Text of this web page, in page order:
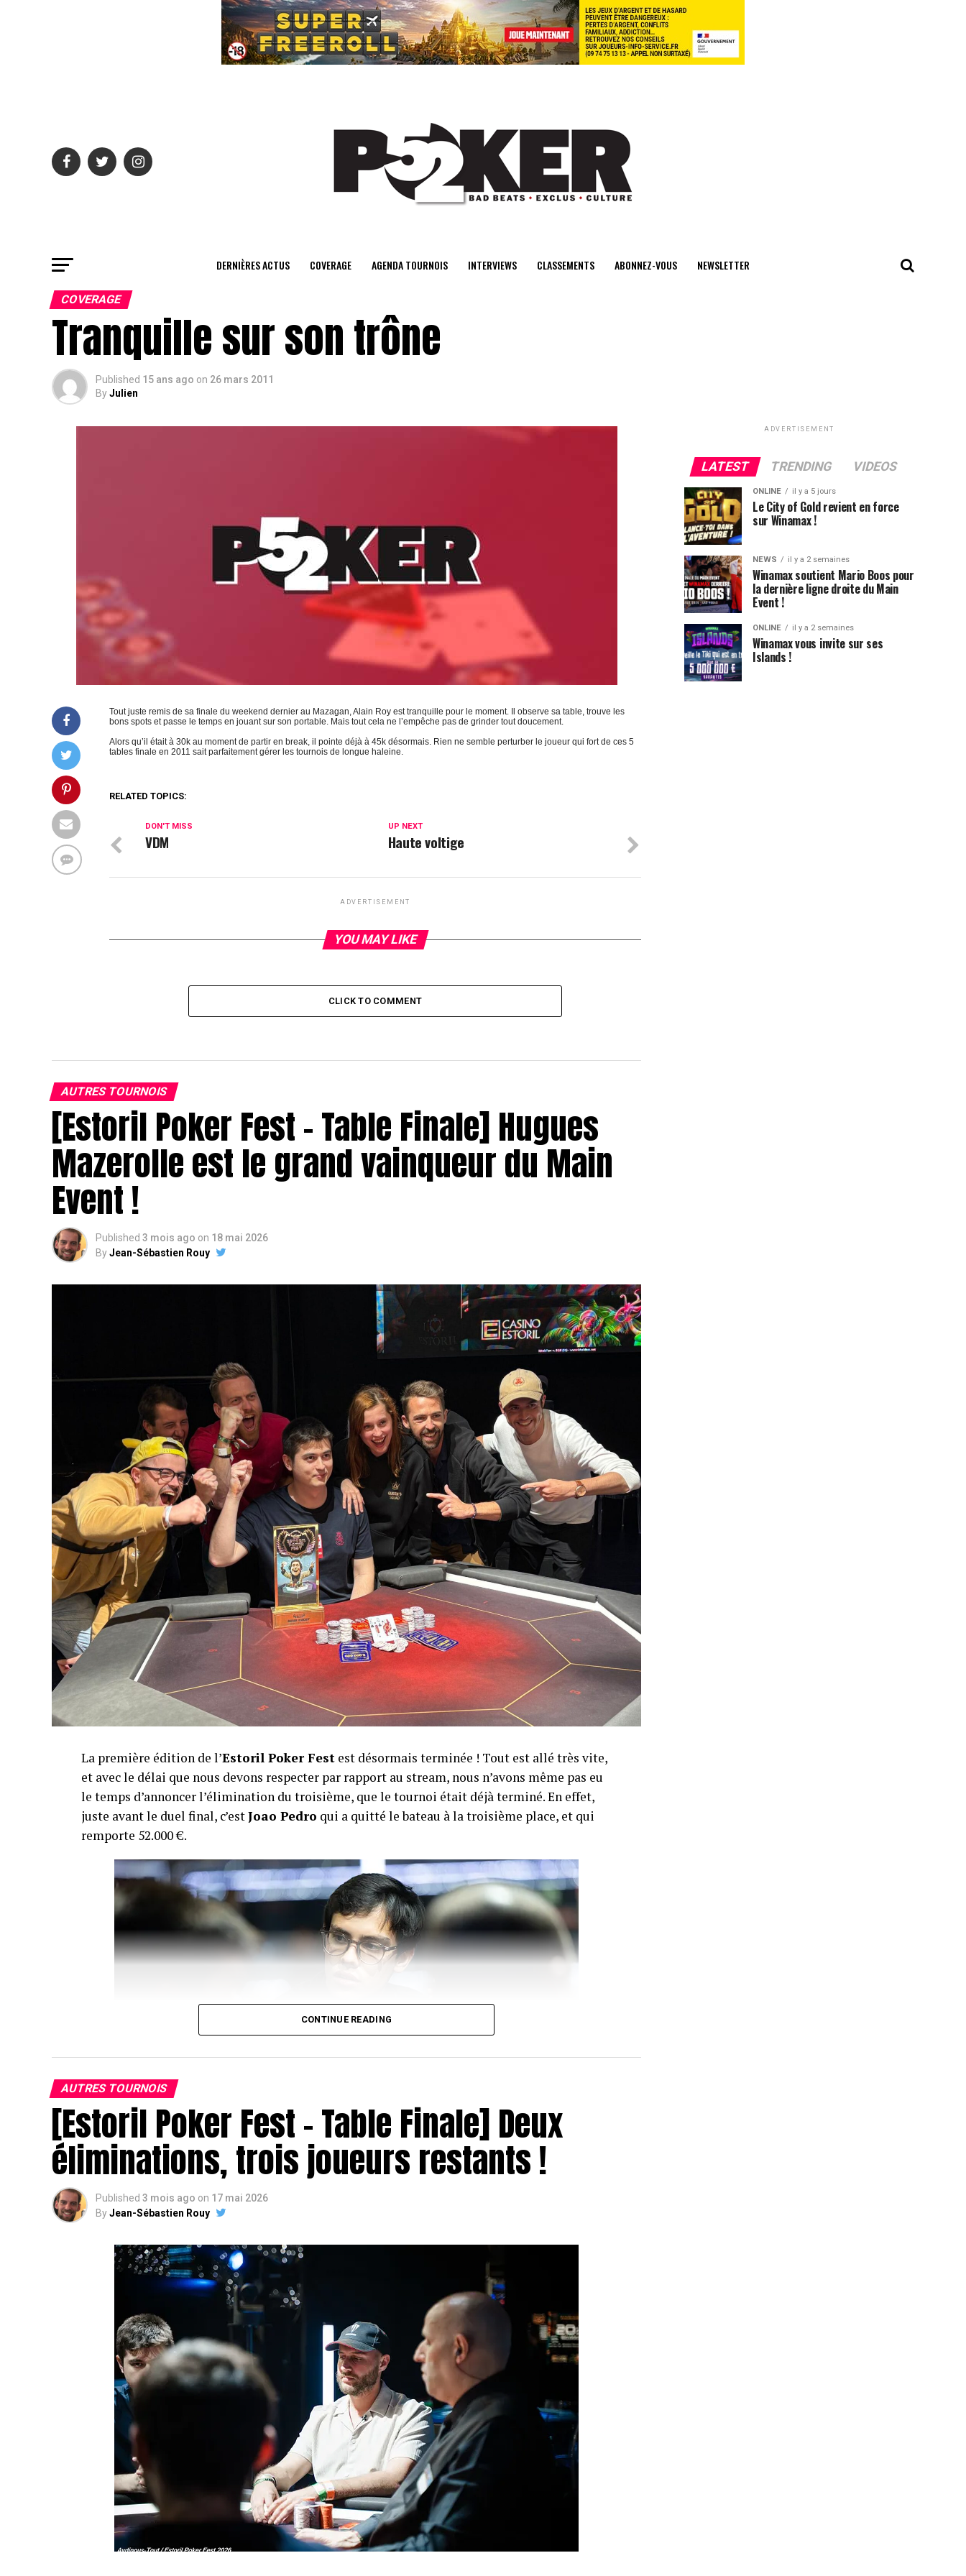
center>
DERNIÈRES ACTUS COVERAGE AGENDA TOURNOIS INTERVIEWS CLASSEMENTS ABONNEZ-VOUS NEWSLETTER
COVERAGE
Tranquille sur son trône
Published 15 ans ago on 26 mars 2011
ByJulien
Tout juste remis de sa finale du weekend dernier au Mazagan, Alain Roy est tranquille pour le moment. Il observe sa table, trouve les
bons spots et passe le temps en jouant sur son portable. Mais tout cela ne l’empêche pas de grinder tout doucement.
Alors qu’il était à 30k au moment de partir en break, il pointe déjà à 45k désormais. Rien ne semble perturber le joueur qui fort de ces 5
tables finale en 2011 sait parfaitement gérer les tournois de longue haleine.
RELATED TOPICS:
UP NEXT
Haute voltige
DON'T MISS
VDM
ADVERTISEMENT
YOU MAY LIKE
CLICK TO COMMENT
AUTRES TOURNOIS
[Estoril Poker Fest – Table Finale] Hugues
Mazerolle est le grand vainqueur du Main
Event !
Published 3 mois ago on 18 mai 2026
ByJean-Sébastien Rouy
La première édition de l’Estoril Poker Fest est désormais terminée ! Tout est allé très vite,
et avec le délai que nous devons respecter par rapport au stream, nous n’avons même pas eu
le temps d’annoncer l’élimination du troisième, que le tournoi était déjà terminé. En effet,
juste avant le duel final, c’estJoao Pedro qui a quitté le bateau à la troisième place, et qui
remporte 52.000 €.
« Chotec » Mazerolle. Si ce dernier avait une grande avance en jetons au début du duel, son
adversaire, très compétent également, aurait bien pu revenir à niveau pour créer la surprise.
Mais il n’en est rien !
Après 20 à 30 minutes, la main finale du tournoi est arrivée, et Chotec a su s’imposer et
pousser son adversaire à la faute pour finalement remporter cette première édition
portugaise de l’Estoril Poker Fest. Pour sa très belle performance, le Portugais Jose Quintas,
membre de lateam NitroLogy, termine donc runner-up pour 74.000 € !
Après un véritable marathon de plusieurs jours, Hugues Mazerolle est donc le grand
vainqueur du Main Event et remporte les 100.000 € ainsi que le trophée. Quelque peu
déstabilisé par l’ambiance autour de lui, Hugues n’a que très peu exprimé sa joie, mais il a
tout de même fini par donner une interview à Comanche.
La réaction du vainqueur fera certainement son petit bonhomme de chemin sur les réseaux
du poker français… En plus de ça, Chotec risque de se souvenir longtemps de sa photo
d’après-victoire… en peignoir !
CONTINUE READING
AUTRES TOURNOIS
[Estoril Poker Fest – Table Finale] Deux
éliminations, trois joueurs restants !
Published 3 mois ago on 17 mai 2026
ByJean-Sébastien Rouy
ADVERTISEMENT
LATEST TRENDING VIDEOS
ONLINE il y a 5 jours
Le City of Gold revient en force
sur Winamax !
NEWS il y a 2 semaines
Winamax soutient Mario Boos pour
la dernière ligne droite du Main
Event !
ONLINE il y a 2 semaines
Winamax vous invite sur ses
Islands !